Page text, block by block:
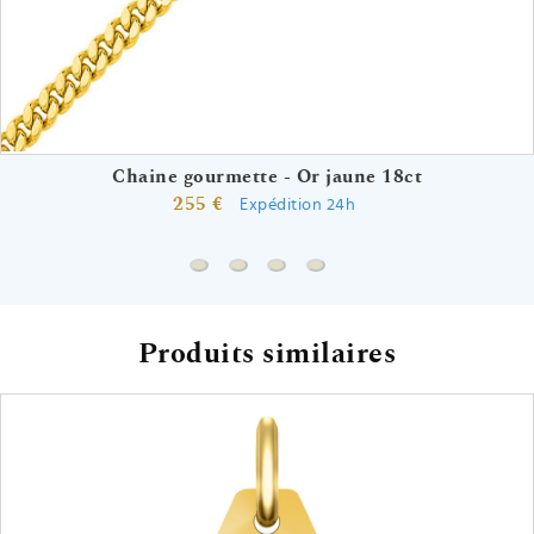
Chaine gourmette - Or jaune 18ct
255 €
Expédition 24h
Produits similaires